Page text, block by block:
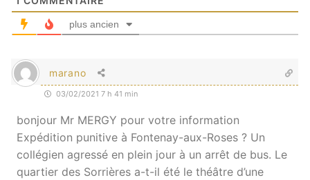
plus ancien
marano
03/02/2021 7 h 41 min
bonjour Mr MERGY pour votre information
Expédition punitive à Fontenay-aux-Roses ? Un
collégien agressé en plein jour à un arrêt de bus. Le
quartier des Sorrières a-t-il été le théâtre d’une